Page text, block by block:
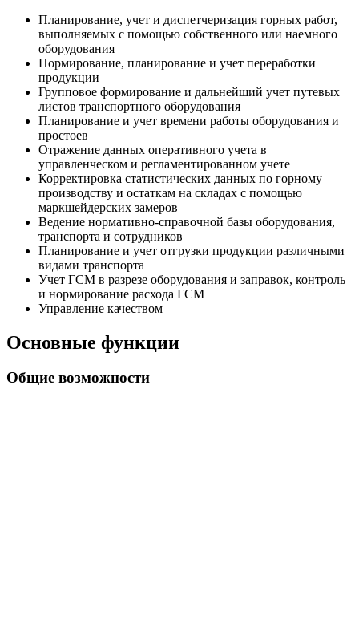
Планирование, учет и диспетчеризация горных работ,
выполняемых с помощью собственного или наемного
оборудования
Нормирование, планирование и учет переработки
продукции
Групповое формирование и дальнейший учет путевых
листов транспортного оборудования
Планирование и учет времени работы оборудования и
простоев
Отражение данных оперативного учета в
управленческом и регламентированном учете
Корректировка статистических данных по горному
производству и остаткам на складах с помощью
маркшейдерских замеров
Ведение нормативно-справочной базы оборудования,
транспорта и сотрудников
Планирование и учет отгрузки продукции различными
видами транспорта
Учет ГСМ в разрезе оборудования и заправок, контроль
и нормирование расхода ГСМ
Управление качеством
Основные функции
Общие возможности